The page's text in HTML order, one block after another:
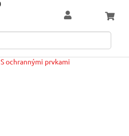
S ochrannými prvkami